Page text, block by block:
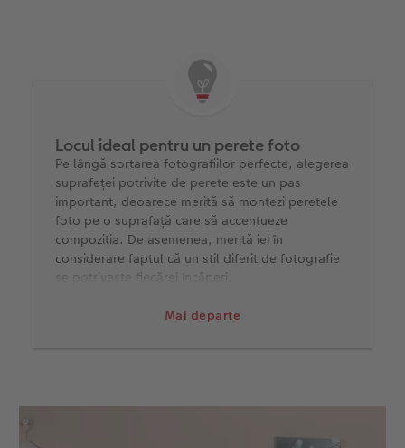
Mai departe
Locul ideal pentru un perete foto
Pe lângă sortarea fotografiilor perfecte, alegerea
suprafeței potrivite de perete este un pas
important, deoarece merită să montezi peretele
foto pe o suprafață care să accentueze
compoziția. De asemenea, merită iei în
considerare faptul că un stil diferit de fotografie
se potrivește fiecărei încăperi.
Peretele din spatele canapelei
cu o fotografie de zile de naștere, nunți sau